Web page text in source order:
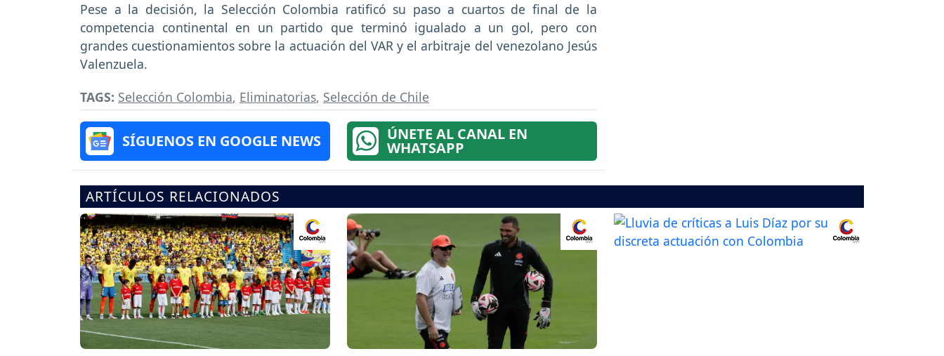
Pese a la decisión, la Selección Colombia ratificó su paso a cuartos de final de la
competencia continental en un partido que terminó igualado a un gol, pero con
grandes cuestionamientos sobre la actuación del VAR y el arbitraje del venezolano Jesús
Valenzuela.
TAGS: Selección Colombia, Eliminatorias, Selección de Chile
SÍGUENOS EN GOOGLE NEWS ÚNETE AL CANAL EN
WHATSAPP
ARTÍCULOS RELACIONADOS